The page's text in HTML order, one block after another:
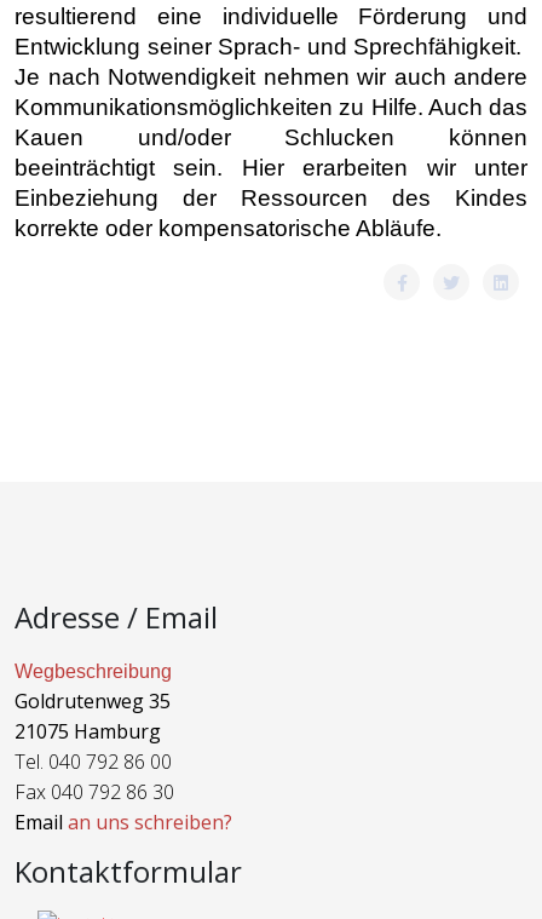
resultierend eine individuelle Förderung und
Entwicklung seiner Sprach- und Sprechfähigkeit.
Je nach Notwendigkeit nehmen wir auch andere
Kommunikationsmöglichkeiten zu Hilfe. Auch das
Kauen und/oder Schlucken können
beeinträchtigt sein. Hier erarbeiten wir unter
Einbeziehung der Ressourcen des Kindes
korrekte oder kompensatorische Abläufe.
Adresse / Email
Wegbeschreibung
Goldrutenweg 35
21075 Hamburg
Tel. 040 792 86 00
Fax 040 792 86 30
Email an uns schreiben?
Kontaktformular